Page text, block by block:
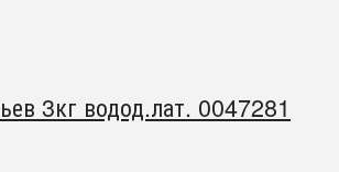
3кг водод.лат. 0047281